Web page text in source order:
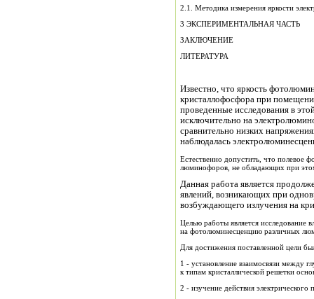
2.1. Методика измерения яркости
3 ЭКСПЕРИМЕНТАЛЬНАЯ ЧАСТЬ
ЗАКЛЮЧЕНИЕ
ЛИТЕРАТУРА
Известно, что яркость
кристаллофосфора при
проведенные исследования в
исключительно на
сравнительно низких
наблюдалась
Естественно допустить, что полевое
люминофоров, не обладающих при
Данная работа является
явлений, возникающих при
возбуждающего излучения на
Целью работы является исследование
на фотолюминесценцию различных
Для достижения поставленной цели
1 - установление взаимосвязи между
к типам кристаллической решетки
2 - изучение действия